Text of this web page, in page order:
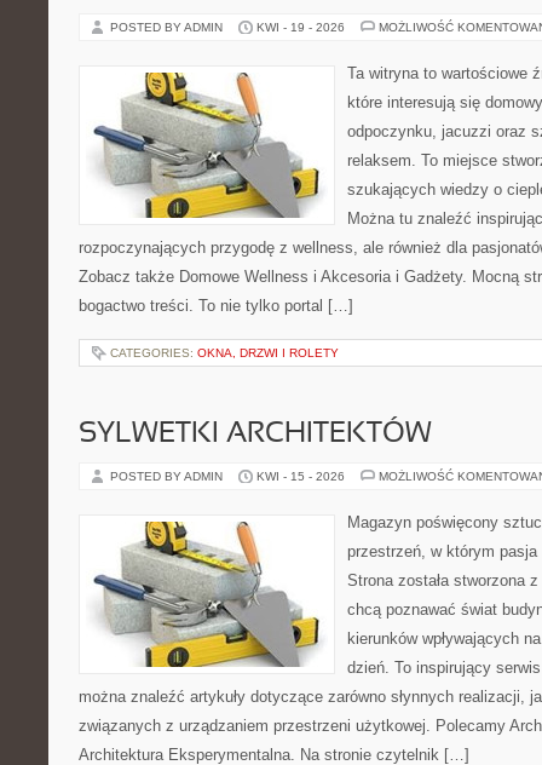
POSTED BY ADMIN KWI - 19 - 2026 MOŻLIWOŚĆ
Ta witryna to wartościowe
które interesują się
odpoczynku, jacuzzi oraz
relaksem. To miejsce
szukających wiedzy o
Można tu znaleźć
rozpoczynających przygodę z wellness, ale również dla
Zobacz także Domowe Wellness i Akcesoria i Gadżety. Mocną
bogactwo treści. To nie tylko portal […]
CATEGORIES: OKNA, DRZWI I ROLETY
SYLWETKI ARCHITEKTÓW
POSTED BY ADMIN KWI - 15 - 2026 MOŻLIWOŚĆ
Magazyn poświęcony
przestrzeń, w którym
Strona została stworzona
chcą poznawać świat
kierunków wpływających
dzień. To inspirujący
można znaleźć artykuły dotyczące zarówno słynnych realizacji,
związanych z urządzaniem przestrzeni użytkowej. Polecamy
Architektura Eksperymentalna. Na stronie czytelnik […]